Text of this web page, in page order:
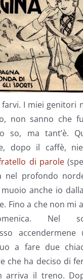
I miei genitori
non sanno che
so, ma tant’è.
dopo il caffè,
di parole
nel profondo
anche io
Fino a che non mi
Nel
accendermene
a fare due
che ha deciso di
arriva il treno.